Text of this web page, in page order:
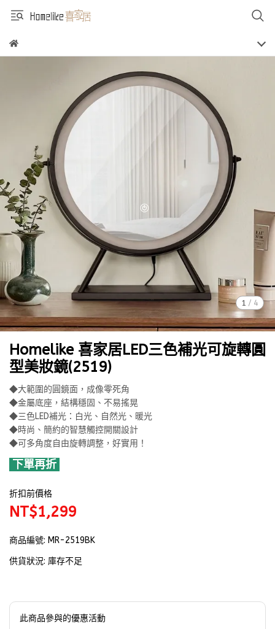
1 / 4
Homelike 喜家居LED三色補光可旋轉圓
型美妝鏡(2519)
◆大範圍的圓鏡面，成像零死角
◆金屬底座，結構穩固、不易搖晃
◆三色LED補光：白光、自然光、暖光
◆時尚、簡約的智慧觸控開關設計
◆可多角度自由旋轉調整，好實用！
下單再折
折扣前價格
NT$1,299
商品編號: MR-2519BK
供貨狀況: 庫存不足
此商品參與的優惠活動